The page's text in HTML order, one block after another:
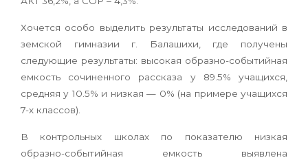
Хочется особо выделить результаты исследований в
земской гимназии г. Балашихи, где получены
следующие результаты: высокая образно-событийная
емкость сочиненного рассказа у 89.5% учащихся,
средняя у 10.5% и низкая — 0% (на примере учащихся
7-х классов).
В контрольных школах по показателю низкая
образно-событийная емкость выявлена